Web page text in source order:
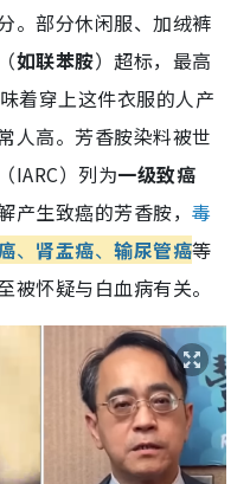
。部分休闲服、加绒裤
如联苯胺）超标，最高
着穿上这件衣服的人产
人高。 芳香胺染料被世
IARC）列为一级致癌
产生致癌的芳香胺，毒
、 肾盂癌、输尿管癌等
被怀疑与白血病有关。